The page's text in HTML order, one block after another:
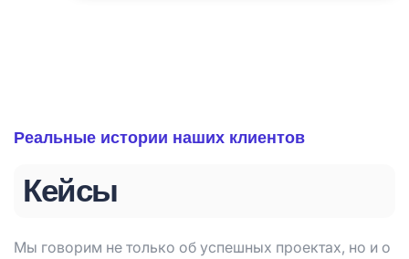
Реальные истории наших клиентов
Кейсы
Мы говорим не только об успешных проектах, но и о